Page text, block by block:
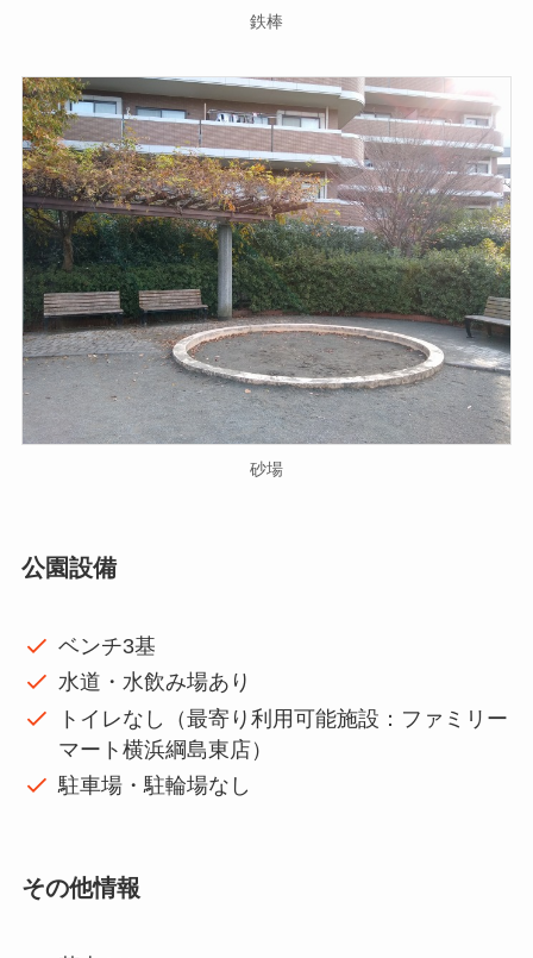
鉄棒
砂場
公園設備
ベンチ3基
水道・水飲み場あり
トイレなし（最寄り利用可能施設：ファミリー
マート横浜綱島東店）
駐車場・駐輪場なし
その他情報